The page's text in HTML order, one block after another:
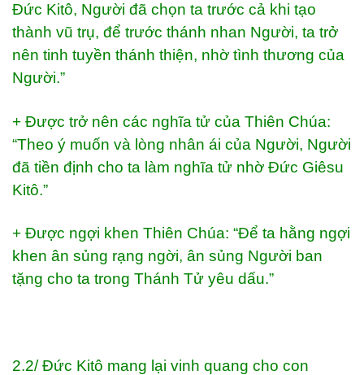
Đức Kitô, Người đã chọn ta trước cả khi tạo
thành vũ trụ, để trước thánh nhan Người, ta trở
nên tinh tuyền thánh thiện, nhờ tình thương của
Người.”
+ Được trở nên các nghĩa tử của Thiên Chúa:
“Theo ý muốn và lòng nhân ái của Người, Người
đã tiền định cho ta làm nghĩa tử nhờ Đức Giêsu
Kitô.”
+ Được ngợi khen Thiên Chúa: “Để ta hằng ngợi
khen ân sủng rạng ngời, ân sủng Người ban
tặng cho ta trong Thánh Tử yêu dấu.”
2.2/ Đức Kitô mang lại vinh quang cho con